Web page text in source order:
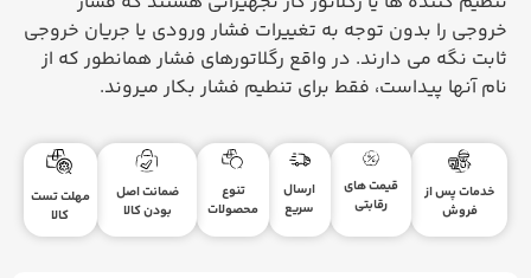
خروجی را بدون توجه به تغییرات فشار ورودی یا جریان خروجی
ثابت نگه می دارند. در واقع رگلاتورهای فشار همانطور که از
نام آنها پیداست، فقط برای تنطیم فشار بکار میروند.
خدمات پس از
فروش
قیمت های
رقابتی
ارسال
سریع
تنوع
محصولات
ضمانت اصل
بودن کالا
مهلت تست
کالا